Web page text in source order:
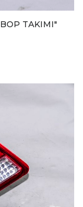
TAKIMI"